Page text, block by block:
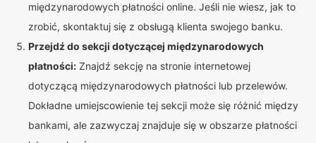
międzynarodowych płatności online. Jeśli nie wiesz, jak to
zrobić, skontaktuj się z obsługą klienta swojego banku.
Przejdź do sekcji dotyczącej międzynarodowych
płatności: Znajdź sekcję na stronie internetowej
dotyczącą międzynarodowych płatności lub przelewów.
Dokładne umiejscowienie tej sekcji może się różnić między
bankami, ale zazwyczaj znajduje się w obszarze płatności